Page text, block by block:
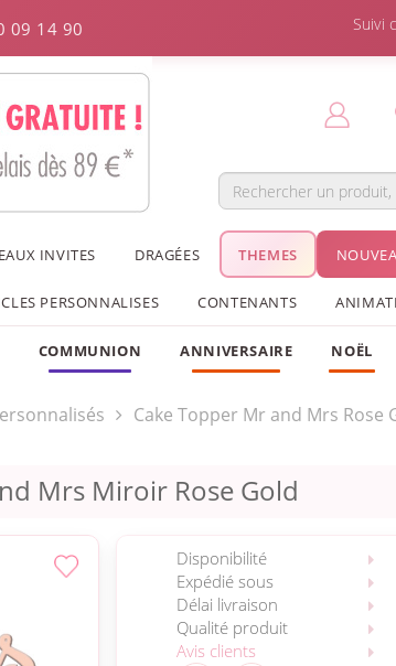
09 14 90 Suivi
INVITES DRAGÉES THEMES
PERSONNALISES CONTENANTS
COMMUNION ANNIVERSAIRE NOËL
Cake Topper Mr and Mrs Rose
Mrs Miroir Rose Gold
Disponibilité
Expédié sous
Délai livraison
Qualité produit
Avis clients